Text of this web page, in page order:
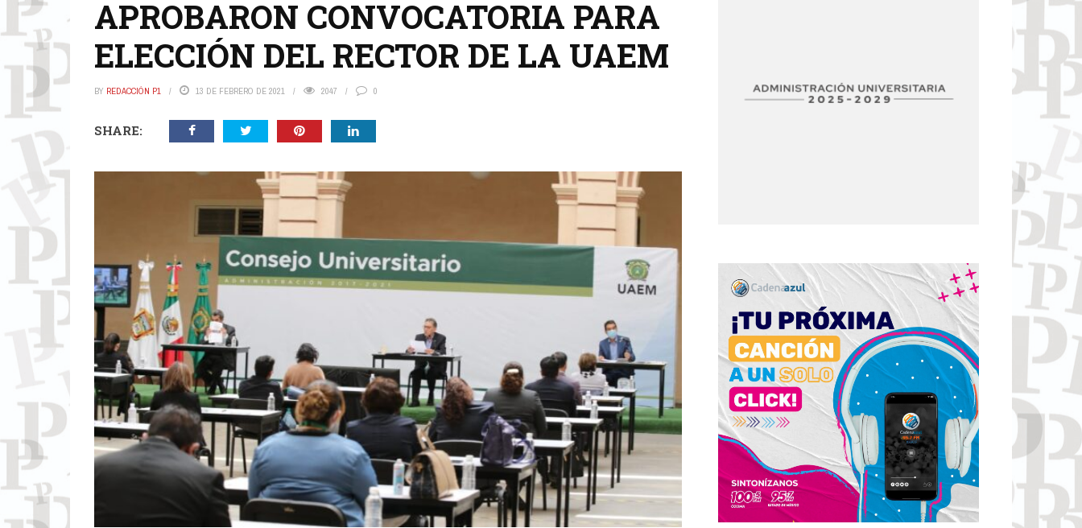
APROBARON CONVOCATORIA PARA
ELECCIÓN DEL RECTOR DE LA UAEM
BY REDACCIÓN P1 13 DE FEBRERO DE 2021 2047 0
SHARE: